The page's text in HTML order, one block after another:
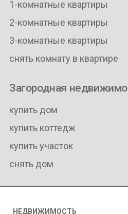
1-комнатные квартиры
2-комнатные квартиры
3-комнатные квартиры
снять комнату в квартире
Загородная
купить дом
купить коттедж
купить участок
снять дом
НЕДВИЖИМОСТЬ